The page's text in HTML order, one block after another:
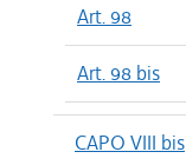
Art. 98
Art. 98 bis
CAPO VIII bis